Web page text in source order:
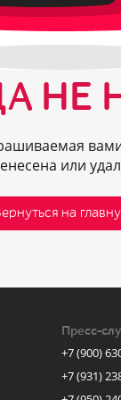
НЕ
или
на
Пресс-
+7 (900)
+7 (931)